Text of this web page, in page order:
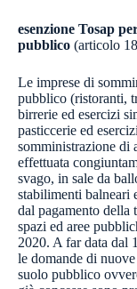
esenzione Tosap
pubblico (articolo
Le imprese di
pubblico (ristoranti,
birrerie ed esercizi
pasticcerie ed
somministrazione di
effettuata
svago, in sale da
stabilimenti balneari
dal pagamento della
spazi ed aree
2020. A far data dal
le domande di
suolo pubblico